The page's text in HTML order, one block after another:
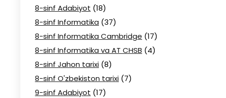
8-sinf Adabiyot (18)
8-sinf Informatika (37)
8-sinf Informatika Cambridge (17)
8-sinf Informatika va AT CHSB (4)
8-sinf Jahon tarixi (8)
8-sinf O'zbekiston tarixi (7)
9-sinf Adabiyot (17)